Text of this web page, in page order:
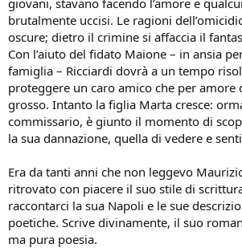
brutalmente uccisi. Le ragioni
oscure; dietro il crimine si affaccia il
Con l’aiuto del fidato Maione – in ansia
famiglia – Ricciardi dovrà a un tempo
proteggere un caro amico che per amore
grosso. Intanto la figlia Marta cresce:
commissario, è giunto il momento di
la sua dannazione, quella di vedere e
Era da tanti anni che non leggevo
ritrovato con piacere il suo stile di
raccontarci la sua Napoli e le sue
poetiche. Scrive divinamente, il suo
ma pura poesia.